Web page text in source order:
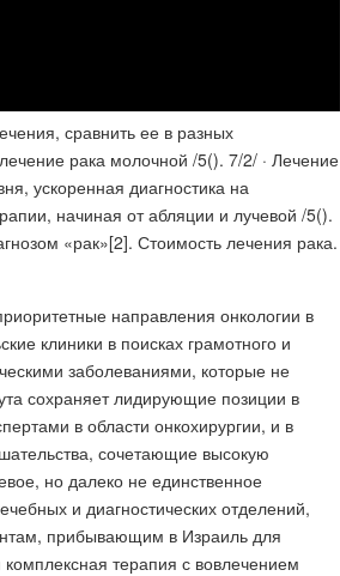
сравнить ее в разных
рака молочной /5(). 7/2/ · Лечение
ускоренная диагностика на
начиная от абляции и лучевой /5().
«рак»[2]. Стоимость лечения рака.
направления онкологии в
клиники в поисках грамотного и
заболеваниями, которые не
сохраняет лидирующие позиции в
в области онкохирургии, и в
сочетающие высокую
но далеко не единственное
и диагностических отделений,
прибывающим в Израиль для
терапия с вовлечением